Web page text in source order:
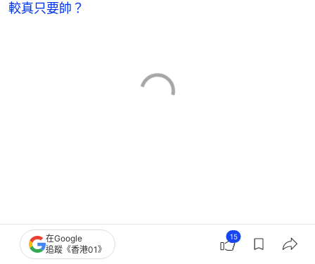
較真只要帥？
在Google
追蹤《香港01》
15